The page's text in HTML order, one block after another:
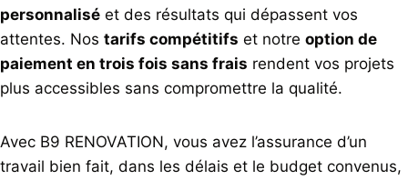
personnalisé et des résultats qui dépassent vos
attentes. Nos tarifs compétitifs et notre option de
paiement en trois fois sans frais rendent vos projets
plus accessibles sans compromettre la qualité.
Avec B9 RENOVATION, vous avez l’assurance d’un
travail bien fait, dans les délais et le budget convenus,